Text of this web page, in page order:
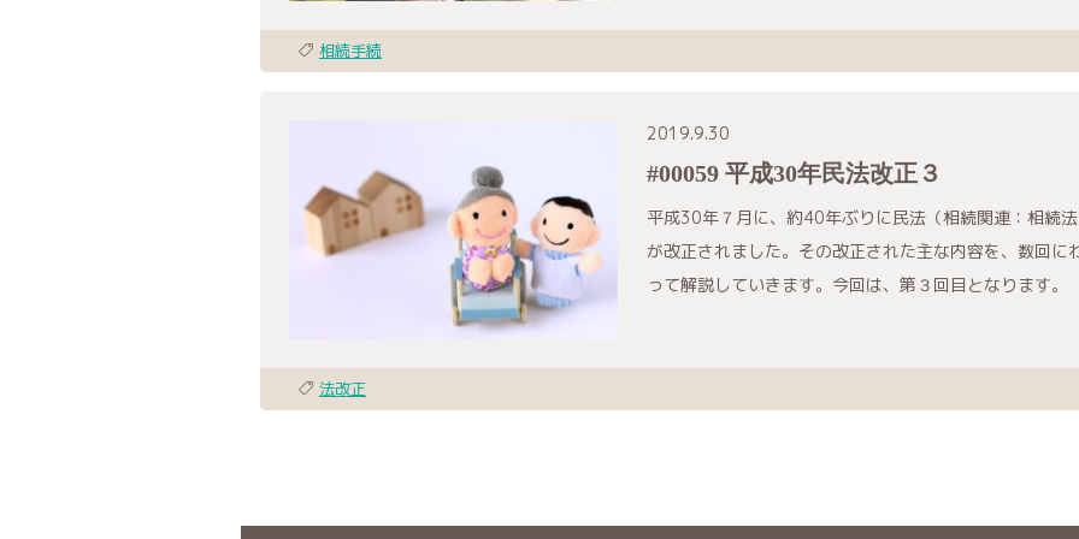
相続手続
2019.9.30
#00059 平成30年民法改正３
平成30年７月に、約40年ぶりに民法（相続関連：相続
が改正されました。その改正された主な内容を、数回に
って解説していきます。今回は、第３回目となります。
法改正